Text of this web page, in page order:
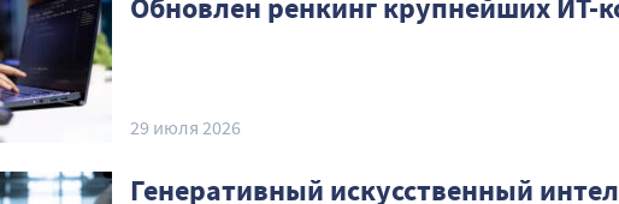
Обновлен ренкинг крупнейших ИТ-
29 июля 2026
Генеративный искусственный